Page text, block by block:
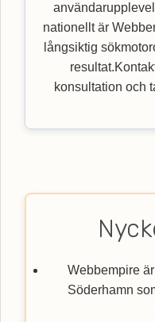
nationellt är
långsiktig
konsultation och
Webbempire
Söderhamn